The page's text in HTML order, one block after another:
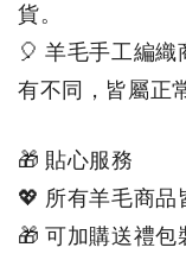
貨。
🎈 羊毛手工編
有不同，皆屬正
🎁 貼心服務
💖 所有羊毛商品
🎁 可加購送禮包